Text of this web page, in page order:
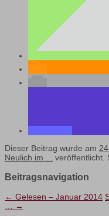
Dieser Beitrag wurde am
Neulich im ...
veröffentlicht.
Beitragsnavigation
← Gelesen – Januar 2014
… →